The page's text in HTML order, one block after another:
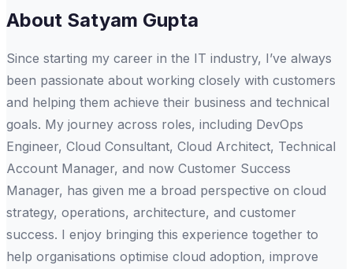
About Satyam Gupta
Since starting my career in the IT industry, I’ve always
been passionate about working closely with customers
and helping them achieve their business and technical
goals. My journey across roles, including DevOps
Engineer, Cloud Consultant, Cloud Architect, Technical
Account Manager, and now Customer Success
Manager, has given me a broad perspective on cloud
strategy, operations, architecture, and customer
success. I enjoy bringing this experience together to
help organisations optimise cloud adoption, improve